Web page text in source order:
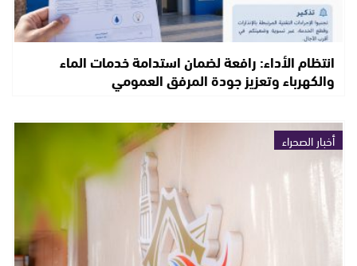
انتظام الأداء: رافعة لضمان استدامة خدمات الماء
والكهرباء وتعزيز جودة المرفق العمومي
أخبار الصحراء